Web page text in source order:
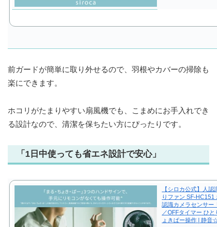
前ガードが簡単に取り外せるので、羽根やカバーの掃除も
楽にできます。
ホコリがたまりやすい扇風機でも、こまめにお手入れでき
る設計なので、清潔を保ちたい方にぴったりです。
「1日中使っても省エネ設計で安心」
【シロカ公式】人
りファン SF-HC151
認識カメラセンサー
／OFFタイマー ひ
ょきぱー操作 | 静音